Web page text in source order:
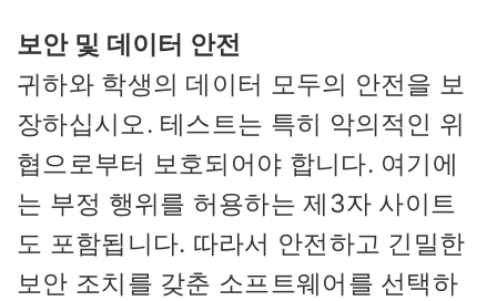
보안 및 데이터 안전
귀하와 학생의 데이터 모두의 안전을 보
장하십시오. 테스트는 특히 악의적인 위
협으로부터 보호되어야 합니다. 여기에
는 부정 행위를 허용하는 제3자 사이트
도 포함됩니다. 따라서 안전하고 긴밀한
보안 조치를 갖춘 소프트웨어를 선택하